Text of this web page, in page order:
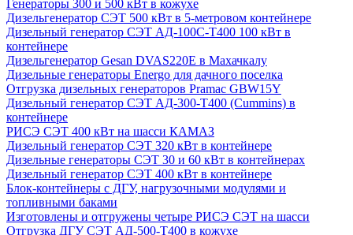
Генераторы 300 и 500 кВт в кожухе
Дизельгенератор СЭТ 500 кВт в 5-метровом контейнере
Дизельный генератор СЭТ АД-100С-Т400 100 кВт в
контейнере
Дизельгенератор Gesan DVAS220E в Махачкалу
Дизельные генераторы Energo для дачного поселка
Отгрузка дизельных генераторов Pramac GВW15Y
Дизельный генератор СЭТ АД-300-Т400 (Cummins) в
контейнере
РИСЭ СЭТ 400 кВт на шасси КАМАЗ
Дизельный генератор СЭТ 320 кВт в контейнере
Дизельные генераторы СЭТ 30 и 60 кВт в контейнерах
Дизельный генератор СЭТ 400 кВт в контейнере
Блок-контейнеры с ДГУ, нагрузочными модулями и
топливными баками
Изготовлены и отгружены четыре РИСЭ СЭТ на шасси
Отгрузка ДГУ СЭТ АД-500-Т400 в кожухе